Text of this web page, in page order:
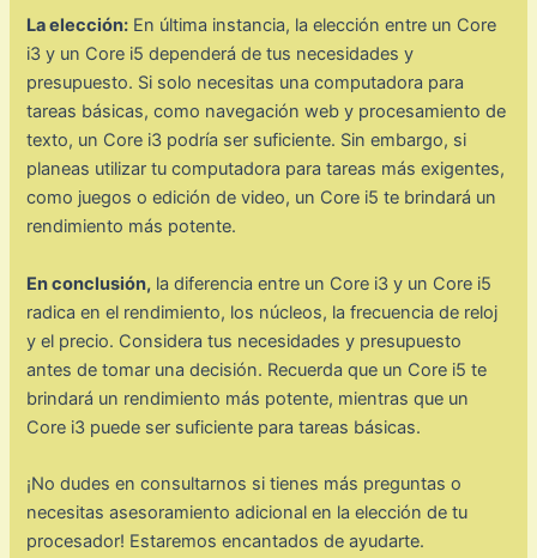
La elección: En última instancia, la elección entre un Core
i3 y un Core i5 dependerá de tus necesidades y
presupuesto. Si solo necesitas una computadora para
tareas básicas, como navegación web y procesamiento de
texto, un Core i3 podría ser suficiente. Sin embargo, si
planeas utilizar tu computadora para tareas más exigentes,
como juegos o edición de video, un Core i5 te brindará un
rendimiento más potente.
En conclusión, la diferencia entre un Core i3 y un Core i5
radica en el rendimiento, los núcleos, la frecuencia de reloj
y el precio. Considera tus necesidades y presupuesto
antes de tomar una decisión. Recuerda que un Core i5 te
brindará un rendimiento más potente, mientras que un
Core i3 puede ser suficiente para tareas básicas.
¡No dudes en consultarnos si tienes más preguntas o
necesitas asesoramiento adicional en la elección de tu
procesador! Estaremos encantados de ayudarte.